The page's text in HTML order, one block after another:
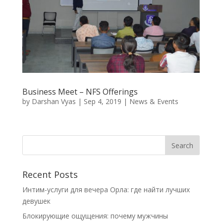
Business Meet – NFS Offerings
by Darshan Vyas | Sep 4, 2019 | News & Events
Recent Posts
Интим-услуги для вечера Орла: где найти лучших
девушек
Блокирующие ощущения: почему мужчины